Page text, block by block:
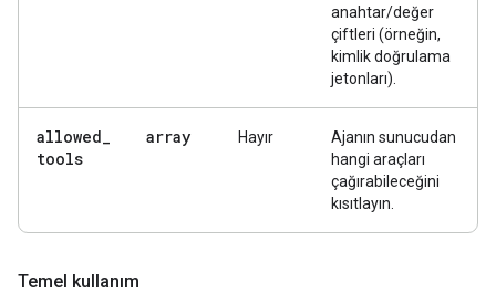
anahtar/değer
çiftleri (örneğin,
kimlik doğrulama
jetonları).
allowed_
tools
array Hayır
Ajanın sunucudan
hangi araçları
çağırabileceğini
kısıtlayın.
Temel kullanım